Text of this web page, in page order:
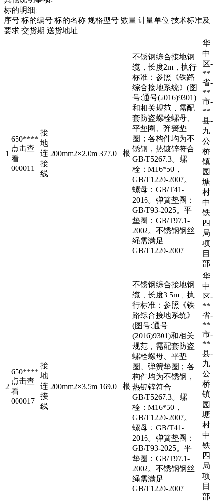
标的明细:
序号 标的编号 标的名称 规格型号 数量 计量单位 技术标准及
要求 交货期 送货地址
1
650****
点击查
看
000011
接
地
连
接
线
200mm2×2.0m 377.0 根
不锈钢综合接地钢
缆，长度2m，执行
标准：参照《铁路
综合接地系统》(图
号:通号(2016)9301)
和相关规范，需配
套防盗螺栓螺母、
平垫圈、弹簧垫
圈；各构件均为不
锈钢，热镀锌符合
GB/T5267.3。螺
栓：M16*50，
GB/T1220-2007。
螺母：GB/T41-
2016。弹簧垫圈：
GB/T93-2025。平
垫圈：GB/T97.1-
2002。不锈钢钢丝
绳需满足
GB/T1220-2007
华
中
区-
**
省-
**
市-
**
县-
九
公
桥
镇
园
塘
村
中
铁
四
局
项
目
部
2
650****
点击查
看
000017
接
地
连
接
线
200mm2×3.5m 169.0 根
不锈钢综合接地钢
缆，长度3.5m，执
行标准：参照《铁
路综合接地系统》
(图号:通号
(2016)9301)和相关
规范，需配套防盗
螺栓螺母、平垫
圈、弹簧垫圈；各
构件均为不锈钢，
热镀锌符合
GB/T5267.3。螺
栓：M16*50，
GB/T1220-2007。
螺母：GB/T41-
2016。弹簧垫圈：
GB/T93-2025。平
垫圈：GB/T97.1-
2002。不锈钢钢丝
绳需满足
GB/T1220-2007
华
中
区-
**
省-
**
市-
**
县-
九
公
桥
镇
园
塘
村
中
铁
四
局
项
目
部